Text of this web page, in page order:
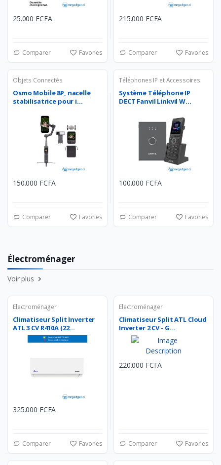
25.000 FCFA
Comparer Favories
215.000 FCFA
Comparer Favories
Objets Connectés
Osmo Mobile 8P, nacelle
stabilisatrice pour i...
150.000 FCFA
Comparer Favories
Téléphones IP et Accessoires
Système Téléphone IP
DECT Fanvil Linkvil W...
100.000 FCFA
Comparer Favories
Électroménager
Voir plus
Electroménager
Climatiseur Split Inverter
ATL 3 CV R410A (22...
325.000 FCFA
Comparer Favories
Electroménager
Climatiseur Split ATL Cloud
Inverter 2 CV - G...
220.000 FCFA
Comparer Favories